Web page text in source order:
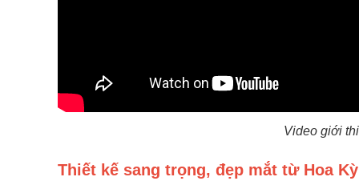
Video giới
Thiết kế sang trọng, đẹp mắt từ Hoa Kỳ